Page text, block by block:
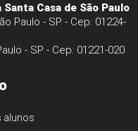
Casa de São Paulo
Paulo - SP - Cep: 01224-
- SP - Cep: 01221-020
alunos